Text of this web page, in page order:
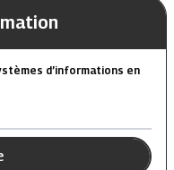
d’informations en